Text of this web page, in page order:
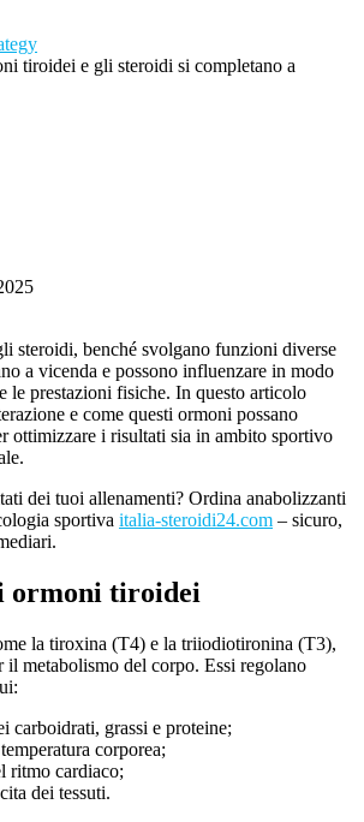
tiroidei e gli steroidi si completano a
steroidi, benché svolgano funzioni diverse
a vicenda e possono influenzare in modo
le prestazioni fisiche. In questo articolo
e come questi ormoni possano
ottimizzare i risultati sia in ambito sportivo
dei tuoi allenamenti? Ordina anabolizzanti
sportiva italia-steroidi24.com – sicuro,
ormoni tiroidei
la tiroxina (T4) e la triiodiotironina (T3),
il metabolismo del corpo. Essi regolano
carboidrati, grassi e proteine;
corporea;
ritmo cardiaco;
dei tessuti.